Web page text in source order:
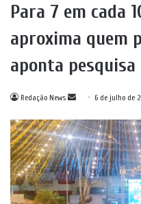
Para 7 em cada
aproxima quem
aponta pesquisa
Redação News
Mande
e-
mail
6 de julho de